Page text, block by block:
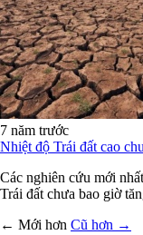
7 năm trước
Nhiệt độ Trái đất cao
Các nghiên cứu mới
Trái đất chưa bao giờ
← Mới hơn Cũ hơn →